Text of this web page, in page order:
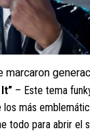
– Este tema
los más
todo para abrir el